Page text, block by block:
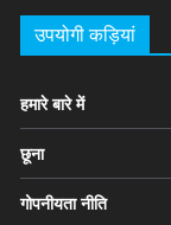
उपयोगी कड़ियां
हमारे बारे में
छूना
गोपनीयता नीति